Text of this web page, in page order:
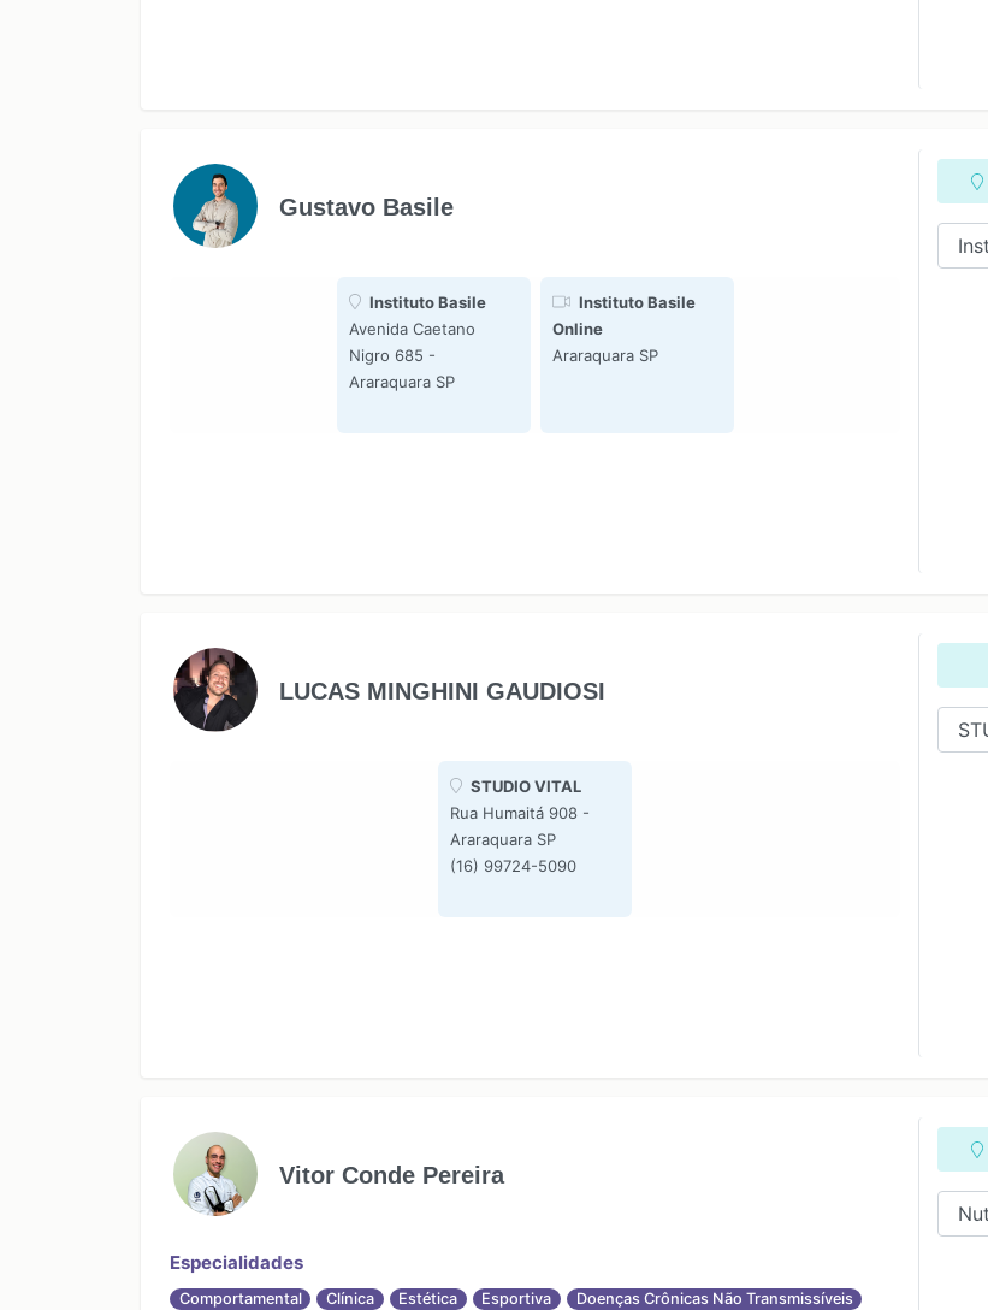
Gustavo Basile
Instituto Basile
Avenida Caetano
Nigro 685 -
Araraquara SP
Instituto Basile
Online
Araraquara SP
LUCAS MINGHINI GAUDIOSI
STUDIO VITAL
Rua Humaitá 908 -
Araraquara SP
(16) 99724-5090
Vitor Conde Pereira
Especialidades
Comportamental Clínica Estética Esportiva Doenças Crônicas Não Transmissíveis